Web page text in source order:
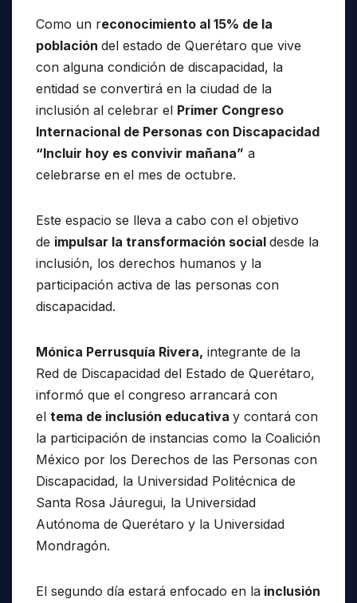
Como un reconocimiento al 15% de la
población del estado de Querétaro que vive
con alguna condición de discapacidad, la
entidad se convertirá en la ciudad de la
inclusión al celebrar el Primer Congreso
Internacional de Personas con Discapacidad
“Incluir hoy es convivir mañana” a
celebrarse en el mes de octubre.
Este espacio se lleva a cabo con el objetivo
de impulsar la transformación social desde la
inclusión, los derechos humanos y la
participación activa de las personas con
discapacidad.
Mónica Perrusquía Rivera, integrante de la
Red de Discapacidad del Estado de Querétaro,
informó que el congreso arrancará con
el tema de inclusión educativa y contará con
la participación de instancias como la Coalición
México por los Derechos de las Personas con
Discapacidad, la Universidad Politécnica de
Santa Rosa Jáuregui, la Universidad
Autónoma de Querétaro y la Universidad
Mondragón.
El segundo día estará enfocado en la inclusión